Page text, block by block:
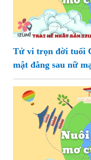
Tử vi trọn đời tuổi
mật đằng sau nữ